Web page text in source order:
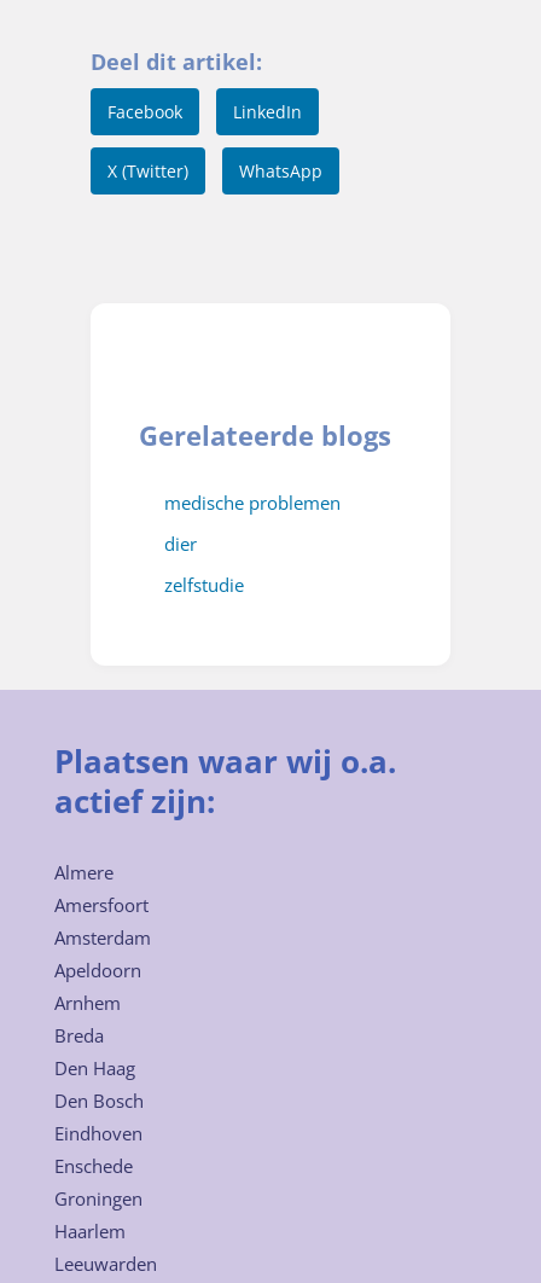
Deel dit artikel:
Facebook LinkedIn
X (Twitter) WhatsApp
Gerelateerde blogs
medische problemen
dier
zelfstudie
Plaatsen waar wij o.a.
actief zijn:
Almere
Amersfoort
Amsterdam
Apeldoorn
Arnhem
Breda
Den Haag
Den Bosch
Eindhoven
Enschede
Groningen
Haarlem
Leeuwarden